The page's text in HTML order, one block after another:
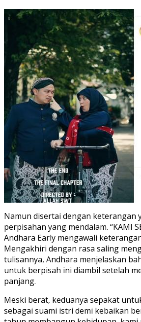
Namun disertai dengan keterangan
perpisahan yang mendalam. “KAMI
Andhara Early mengawali
Mengakhiri dengan rasa saling
tulisannya, Andhara menjelaskan
untuk berpisah ini diambil setelah
panjang.
Meski berat, keduanya sepakat
sebagai suami istri demi kebaikan